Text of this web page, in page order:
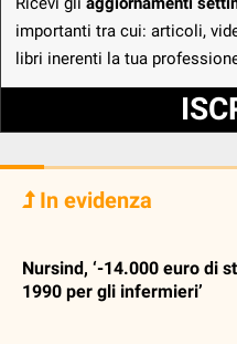
importanti tra cui: articoli,
libri inerenti la tua
In evidenza
Nursind, ‘-14.000 euro di
1990 per gli infermieri’